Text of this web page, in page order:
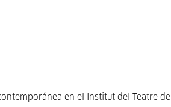
en el Institut del Teatre de